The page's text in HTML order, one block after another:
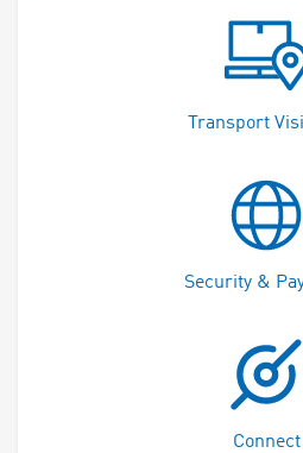
Transport
Security &
Connect